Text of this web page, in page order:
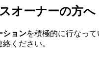
オーナーの方へ
ションを積極的に行なっ
ください。